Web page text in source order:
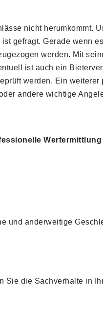
nicht herumkommt.
gefragt. Gerade wenn
werden. Mit
ist auch ein
werden. Ein weiterer
andere wichtige
und anderweitige
die Sachverhalte in